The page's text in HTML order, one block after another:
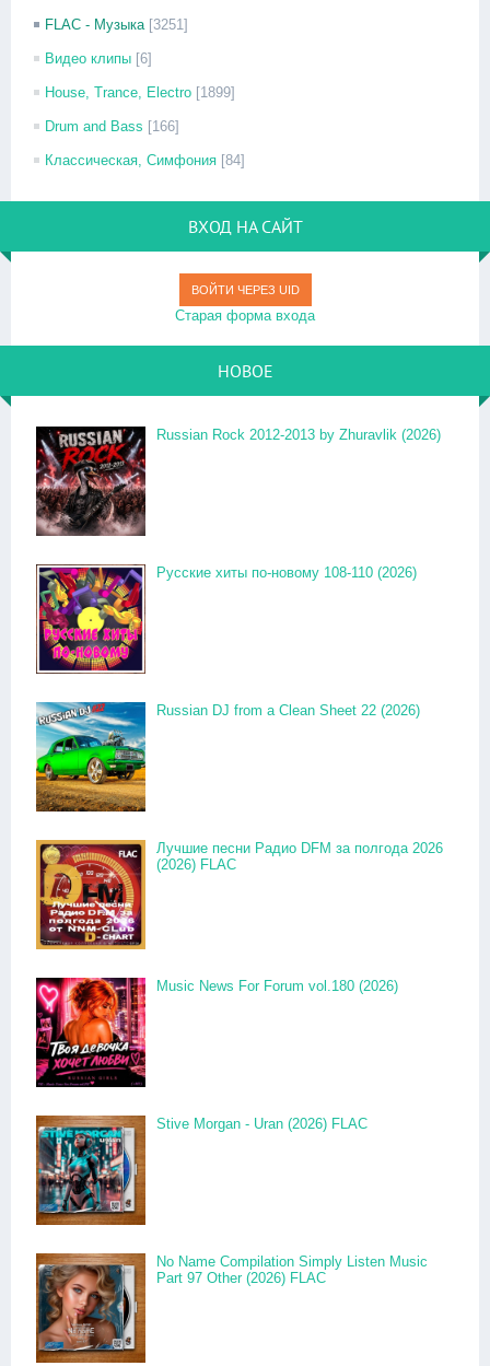
FLAC - Музыка [3251]
Видео клипы [6]
House, Trance, Electro [1899]
Drum and Bass [166]
Классическая, Симфония [84]
ВХОД НА САЙТ
ВОЙТИ ЧЕРЕЗ UID
Старая форма входа
НОВОЕ
Russian Rock 2012-2013 by Zhuravlik (2026)
Русские хиты по-новому 108-110 (2026)
Russian DJ from a Clean Sheet 22 (2026)
Лучшие песни Радио DFM за полгода 2026
(2026) FLAC
Music News For Forum vol.180 (2026)
Stive Morgan - Uran (2026) FLAC
No Name Compilation Simply Listen Music
Part 97 Other (2026) FLAC